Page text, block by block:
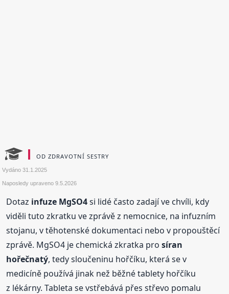
OD ZDRAVOTNÍ SESTRY
Vydáno31.1.2025
Naposledy upraveno9.5.2026
Dotaz infuze MgSO4si lidé často zadají ve chvíli, kdy
viděli tuto zkratku ve zprávě z nemocnice, na infuzním
stojanu, v těhotenské dokumentaci nebo v propouštěcí
zprávě. MgSO4 je chemická zkratka prosíran
hořečnatý, tedy sloučeninu hořčíku, která se v
medicíně používá jinak než běžné tablety hořčíku
z lékárny. Tableta se vstřebává přes střevo pomalu